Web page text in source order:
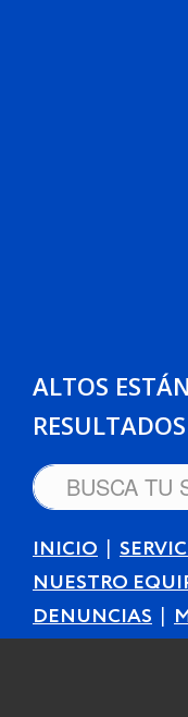
ALTOS
RESULTADOS
INICIO |
NUESTRO
DENUNCIAS |